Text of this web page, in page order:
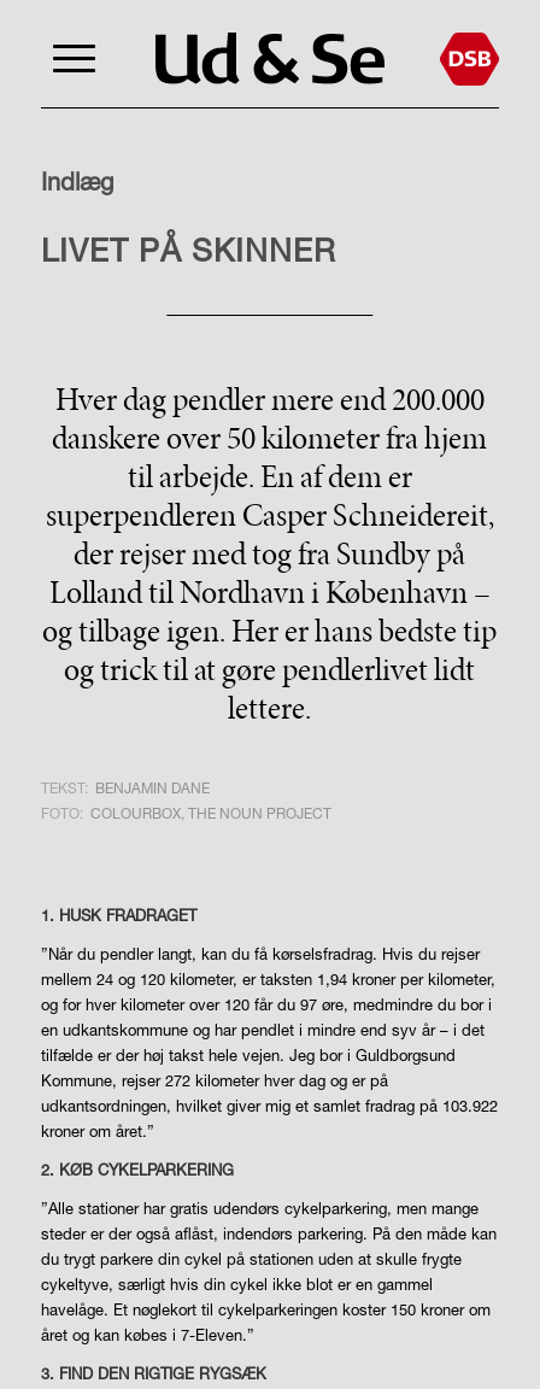
Indlæg
TAG TOGET
LIVET PÅ SKINNER
Hver dag pendler mere end 200.000
danskere over 50 kilometer fra hjem
til arbejde. En af dem er
superpendleren Casper Schneidereit,
der rejser med tog fra Sundby på
Lolland til Nordhavn i København –
og tilbage igen. Her er hans bedste tip
og trick til at gøre pendlerlivet lidt
lettere.
TEKST: BENJAMIN DANE
FOTO: COLOURBOX, THE NOUN PROJECT
1. HUSK FRADRAGET
”Når du pendler langt, kan du få kørselsfradrag. Hvis du rejser
mellem 24 og 120 kilometer, er taksten 1,94 kroner per kilometer,
og for hver kilometer over 120 får du 97 øre, medmindre du bor i
en udkantskommune og har pendlet i mindre end syv år – i det
tilfælde er der høj takst hele vejen. Jeg bor i Guldborgsund
Kommune, rejser 272 kilometer hver dag og er på
udkantsordningen, hvilket giver mig et samlet fradrag på 103.922
kroner om året.”
2. KØB CYKELPARKERING
”Alle stationer har gratis udendørs cykelparkering, men mange
steder er der også aflåst, indendørs parkering. På den måde kan
du trygt parkere din cykel på stationen uden at skulle frygte
cykeltyve, særligt hvis din cykel ikke blot er en gammel
havelåge. Et nøglekort til cykelparkeringen koster 150 kroner om
året og kan købes i 7-Eleven.”
3. FIND DEN RIGTIGE RYGSÆK